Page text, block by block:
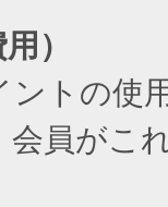
）
トの使
員がこ